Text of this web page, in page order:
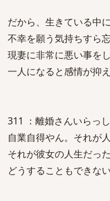
だから、生きている中
不幸を願う気持ちすら
現妻に非常に悪い事を
一人になると感情が抑
311 ：離婚さんいらっ
自業自得やん。それが人
それが彼女の人生だった
どうすることもできない